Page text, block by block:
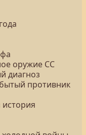
оружие СС
диагноз
противник